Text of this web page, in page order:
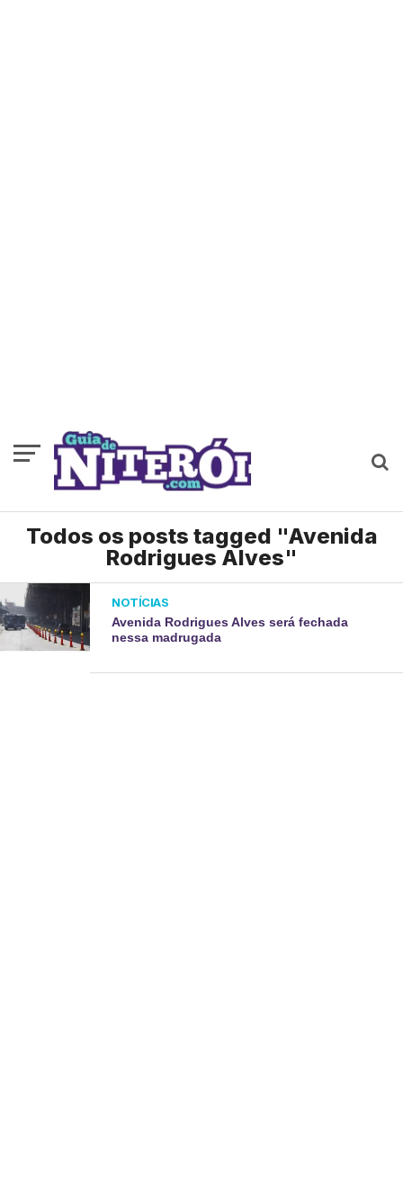
Todos os posts tagged "Avenida
Rodrigues Alves"
NOTÍCIAS
Avenida Rodrigues Alves será fechada
nessa madrugada